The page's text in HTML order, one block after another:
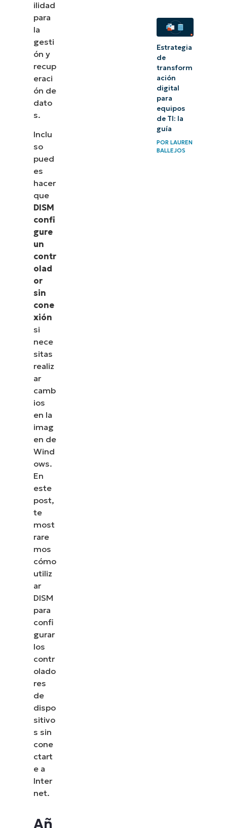
ilidad
para
la
gesti
ón y
recup
eraci
ón de
dato
s.
Inclu
so
pued
es
hacer
que
DISM
confi
gure
un
contr
olad
or
sin
cone
xión
si
nece
sitas
realiz
ar
camb
ios
en la
imag
en de
Wind
ows.
En
este
post,
te
most
rare
mos
cómo
utiliz
ar
DISM
para
confi
gurar
los
contr
olado
res
de
dispo
sitivo
s sin
cone
ctart
e a
Inter
net.
Añ
Estrategia
de
transform
ación
digital
para
equipos
de TI: la
guía
PORLAUREN
BALLEJOS